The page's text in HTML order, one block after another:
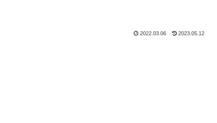
2022.03.06 2023.05.12